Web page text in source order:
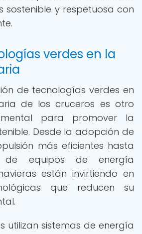
sostenible y respetuosa con
verdes en la
de tecnologías verdes en
de los cruceros es otro
para promover la
Desde la adopción de
más eficientes hasta
de equipos de energía
están invirtiendo en
que reducen su
utilizan sistemas de energía